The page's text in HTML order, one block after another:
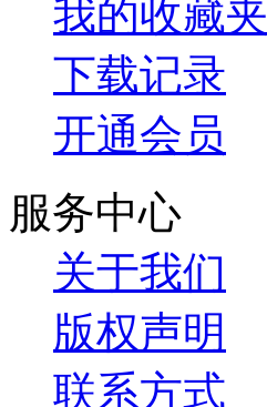
我的收藏夹
下载记录
开通会员
服务中心
关于我们
版权声明
联系方式